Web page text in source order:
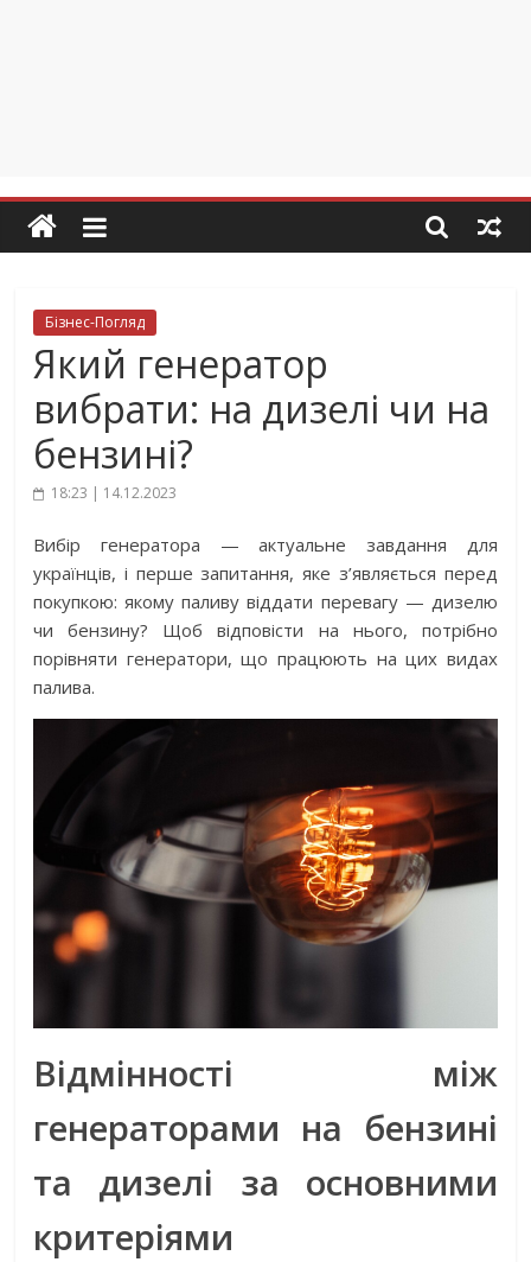
Бізнес-Погляд
Який генератор
вибрати: на дизелі чи на
бензині?
18:23 | 14.12.2023
Вибір генератора — актуальне завдання для
українців, і перше запитання, яке з’являється перед
покупкою: якому паливу віддати перевагу — дизелю
чи бензину? Щоб відповісти на нього, потрібно
порівняти генератори, що працюють на цих видах
палива.
Відмінності між
генераторами на бензині
та дизелі за основними
критеріями